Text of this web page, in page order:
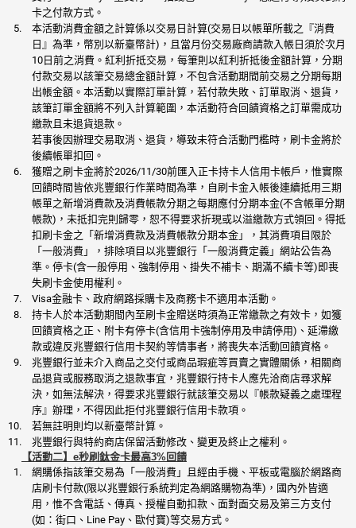
卡之付款方式。
本活動消費金額之計算係以交易日計算(交易日以帳單所載之『消費
日』為準，幣別以新臺幣計)，且當月份交易廠商請款入帳日須於次月
10日前之消費。紅利折抵交易，每筆則以紅利折抵後金額計算，分期
付款交易以該筆交易總金額計算，不包含活動期間前交易之分期每期
出帳金額。本活動以實際訂單計算，若付款失敗、訂單取消、退貨，
該筆訂單金額將不列入計算範圍，本活動符合回饋資格之訂單需成功
繳款且未退貨退款。
若事後因辦理交易取消、退貨，導致未符合活動門檻時，刷卡金將於
後續帳單扣回。
獲贈之刷卡金將於2026/11/30前匯入正卡持卡人信用卡帳戶，惟實際
回饋時間皆依兆豐銀行作業時間為準，自刷卡金入帳後連續抵用三期
帳單之新增消費款及消費帳款分期之每期應付分期本金(不含帳單分期
帳款)，未抵扣完則歸零，恕不得要求折現或以溢繳款方式領回。得抵
扣刷卡金之「新增消費款及消費帳款分期本金」，其消費項目限於
「一般消費」，排除項目以兆豐銀行「一般消費定義」網站公告為
準。停卡(含一般停用、強制停用、掛失不補卡、期滿不續卡等)即喪
失刷卡金使用權利。
Visa金融卡、政府網路採購卡及商務卡不適用本活動。
持卡人於本活動期間內至刷卡金贈送時須為正常繳款之有效卡，如獲
回饋資格之正、附卡有停卡(含信用卡強制停用及申請停用)、延滯繳
款或違反兆豐銀行信用卡契約等情事者，將喪失本活動回饋資格。
兆豐銀行並未介入商品之交付或商品瑕疵等買賣之實體關係，相關商
品退貨或服務取消之退款事宜，兆豐銀行持卡人應先洽商店尋求解
決，如無法解決，得要求兆豐銀行就該筆交易以『帳款疑義之處理程
序』辦理，不得因此拒付兆豐銀行信用卡款項。
若無註明則均以新臺幣計算。
兆豐銀行與特約商店保留活動修改、變更及終止之權利。
【活動二】e秒刷鈦金卡最高3%回饋
網購係指該筆交易為「一般消費」且經由手機、平板或電腦於網路商
店刷卡付款(限以兆豐銀行系統判定為網路購物為準)，國內外皆適
用，惟不含電話、傳真、授權自動扣款、面對面交易及第三方支付
(如：街口、Line Pay、歐付寶)等交易方式。